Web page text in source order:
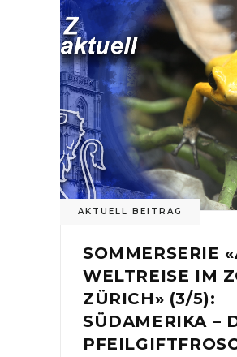
AKTUELL BEITRAG
SOMMERSERIE
WELTREISE IM
ZÜRICH» (3/5):
SÜDAMERIKA –